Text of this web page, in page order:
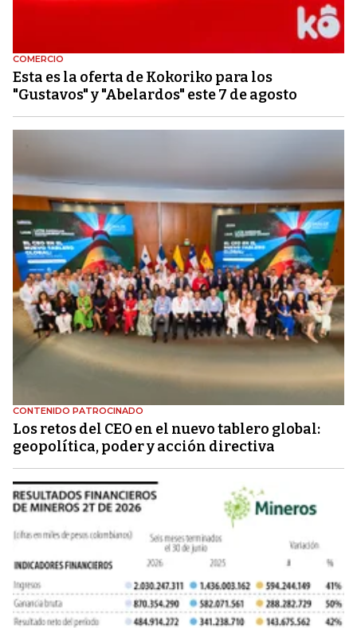
COMERCIO
Esta es la oferta de Kokoriko para los
"Gustavos" y "Abelardos" este 7 de agosto
CONTENIDO PATROCINADO
Los retos del CEO en el nuevo tablero global:
geopolítica, poder y acción directiva